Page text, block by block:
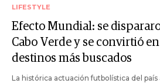
LIFESTYLE
Efecto Mundial: se
Cabo Verde y se convirtió
destinos más buscados
La histórica actuación futbolística del país